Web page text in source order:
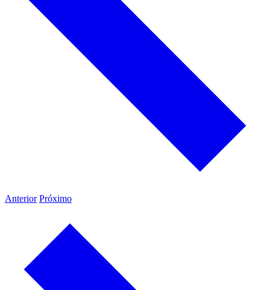
Anterior Próximo